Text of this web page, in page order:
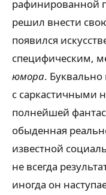
рафинированной
решил внести
появился
специфическим,
юмора. Буквально
с саркастичными
полнейшей
обыденная
известной
не всегда
иногда он